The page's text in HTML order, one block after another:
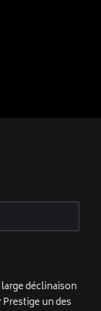
déclinaison
un des